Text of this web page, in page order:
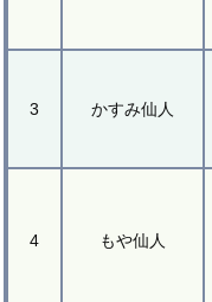
3 かすみ仙人
4 もや仙人